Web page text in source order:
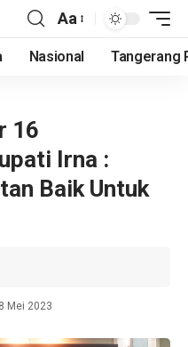
Aa
Nasional Tangerang
16
Irna :
Baik Untuk
Mei 2023